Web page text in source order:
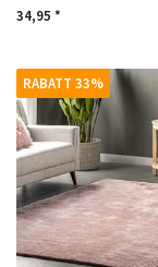
34,95 *
RABATT 33%